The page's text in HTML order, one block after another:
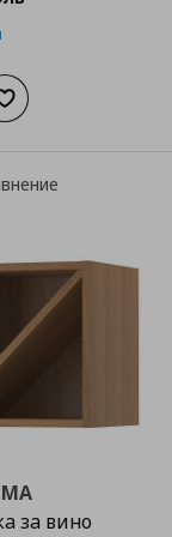
в кошницата
Добави към
за вино